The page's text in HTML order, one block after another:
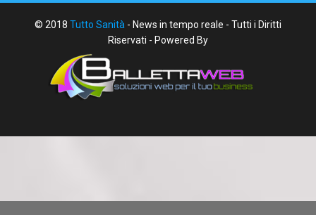
© 2018 Tutto Sanità - News in tempo reale - Tutti i Diritti
Riservati - Powered By